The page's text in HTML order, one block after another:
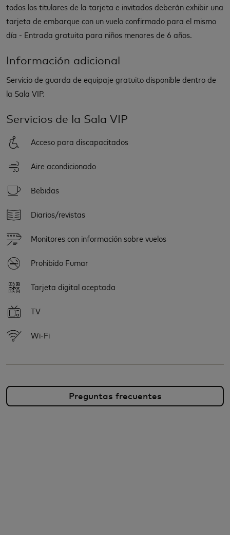
todos los titulares de la tarjeta e invitados deberán exhibir una
tarjeta de embarque con un vuelo confirmado para el mismo
día - Entrada gratuita para niños menores de 6 años.
Información adicional
Servicio de guarda de equipaje gratuito disponible dentro de
la Sala VIP.
Servicios de la Sala VIP
Acceso para discapacitados
Aire acondicionado
Bebidas
Diarios/revistas
Monitores con información sobre vuelos
Prohibido Fumar
Tarjeta digital aceptada
TV
Wi-Fi
Preguntas frecuentes